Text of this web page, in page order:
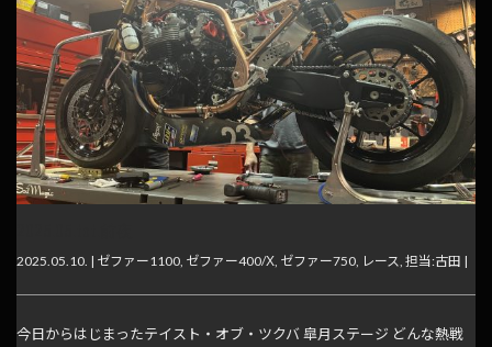
2025.05.10. | ゼファー1100 ゼファー400/Χ ゼファー750 レース 担当:古田 |
今日からはじまったテイスト・オブ・ツクバ 皐月ステージ どんな熱戦